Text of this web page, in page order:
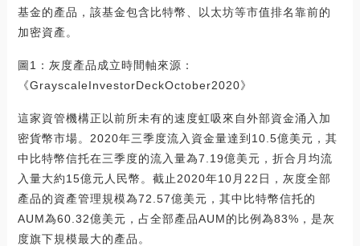
基金的產品，該基金包含比特幣、以太坊等市值排名靠前的
加密資產。
圖1：灰度產品成立時間軸來源：
《GrayscaleInvestorDeckOctober2020》
這家資管機構正以前所未有的速度虹吸來自外部資金涌入加
密貨幣市場。2020年三季度流入資金量達到10.5億美元，其
中比特幣信托在三季度的流入量為7.19億美元，折合月均流
入量大約15億元人民幣。截止2020年10月22日，灰度全部
產品的資產管理規模為72.57億美元，其中比特幣信托的
AUM為60.32億美元，占全部產品AUM的比例為83%，是灰
度旗下規模最大的產品。